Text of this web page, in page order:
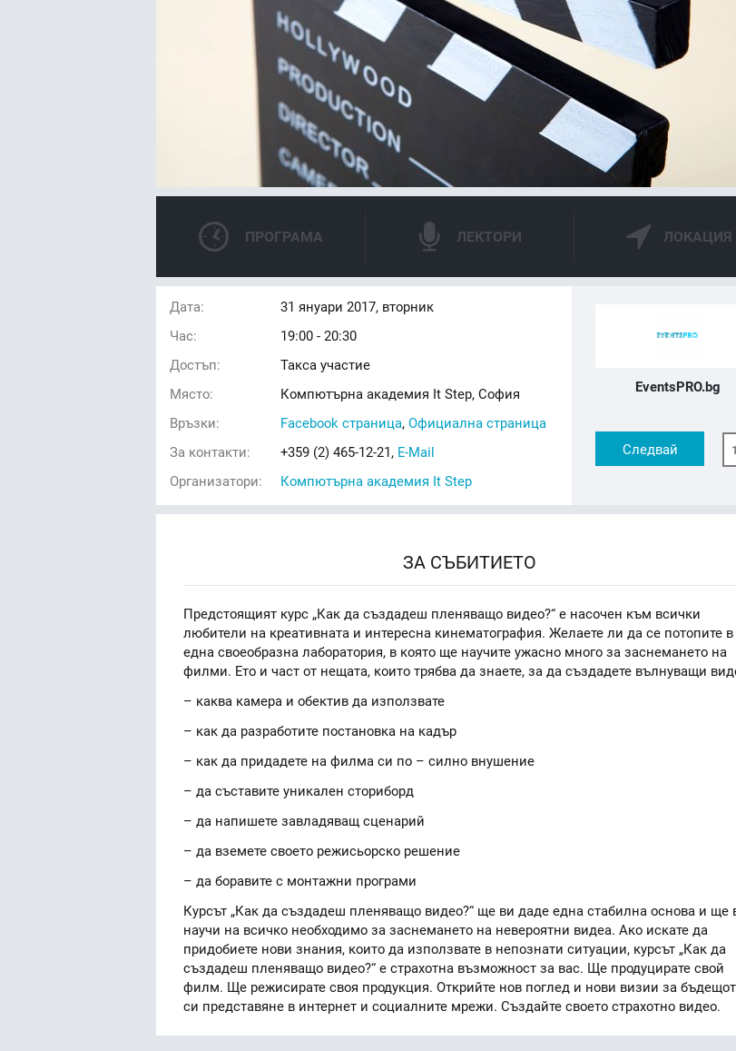
ПРОГРАМА ЛЕКТОРИ ЛОКАЦИЯ
Дата: 31 януари 2017, вторник
Час:
19:00 - 20:30
Достъп:
Такса участие
Място:
Компютърна академия It Step, София
Връзки:
Facebook страница, Официална страница
За контакти:
+359 (2) 465-12-21, E-Mail
Организатори:
Компютърна академия It Step
EventsPRO.bg
Следвай
ЗА СЪБИТИЕТО
Предстоящият курс „Как да създадеш пленяващо видео?“ е насочен към всички
любители на креативната и интересна кинематография. Желаете ли да се потопите в
една своеобразна лаборатория, в която ще научите ужасно много за заснемането на
филми. Ето и част от нещата, които трябва да знаете, за да създадете вълнуващи
– каква камера и обектив да използвате
– как да разработите постановка на кадър
– как да придадете на филма си по – силно внушение
– да съставите уникален сториборд
– да напишете завладяващ сценарий
– да вземете своето режисьорско решение
– да боравите с монтажни програми
Курсът „Как да създадеш пленяващо видео?“ ще ви даде една стабилна основа и ще
научи на всичко необходимо за заснемането на невероятни видеа. Ако искате да
придобиете нови знания, които да използвате в непознати ситуации, курсът „Как да
създадеш пленяващо видео?“ е страхотна възможност за вас. Ще продуцирате свой
филм. Ще режисирате своя продукция. Открийте нов поглед и нови визии за
си представяне в интернет и социалните мрежи. Създайте своето страхотно видео.